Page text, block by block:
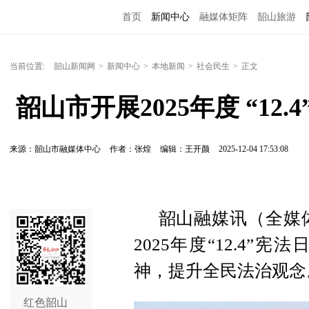
首页 新闻中心 融媒体矩阵 韶山旅游
当前位置: 韶山新闻网 > 新闻中心 > 本地新闻 > 社会民生 > 正文
韶山市开展2025年度
来源：韶山市融媒体中心 作者：张煌 编辑：王开颜 2025-12-04 17:53:08
红色韶山
韶山融媒讯（全媒
2025年度“12.4”宪法
神，提升全民法治观